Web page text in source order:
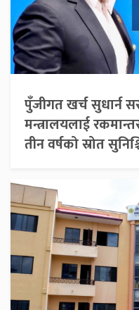
पुँजीगत खर्च सुधार्न
मन्त्रालयलाई
तीन वर्षको स्रोत